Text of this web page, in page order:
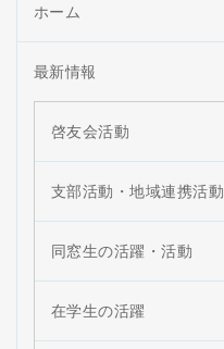
ホーム
最新情報
啓友会活動
支部活動・地域連携活動
同窓生の活躍・活動
在学生の活躍